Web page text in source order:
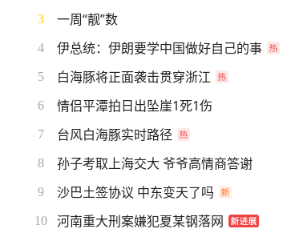
3 一周“靓”数
4 伊总统：伊朗要学中国做好自己的事
5 白海豚将正面袭击贯穿浙江
6 情侣平潭拍日出坠崖1死1伤
7 台风白海豚实时路径
8 孙子考取上海交大 爷爷高情商答谢
9 沙巴土签协议 中东变天了吗
10 河南重大刑案嫌犯夏某钢落网